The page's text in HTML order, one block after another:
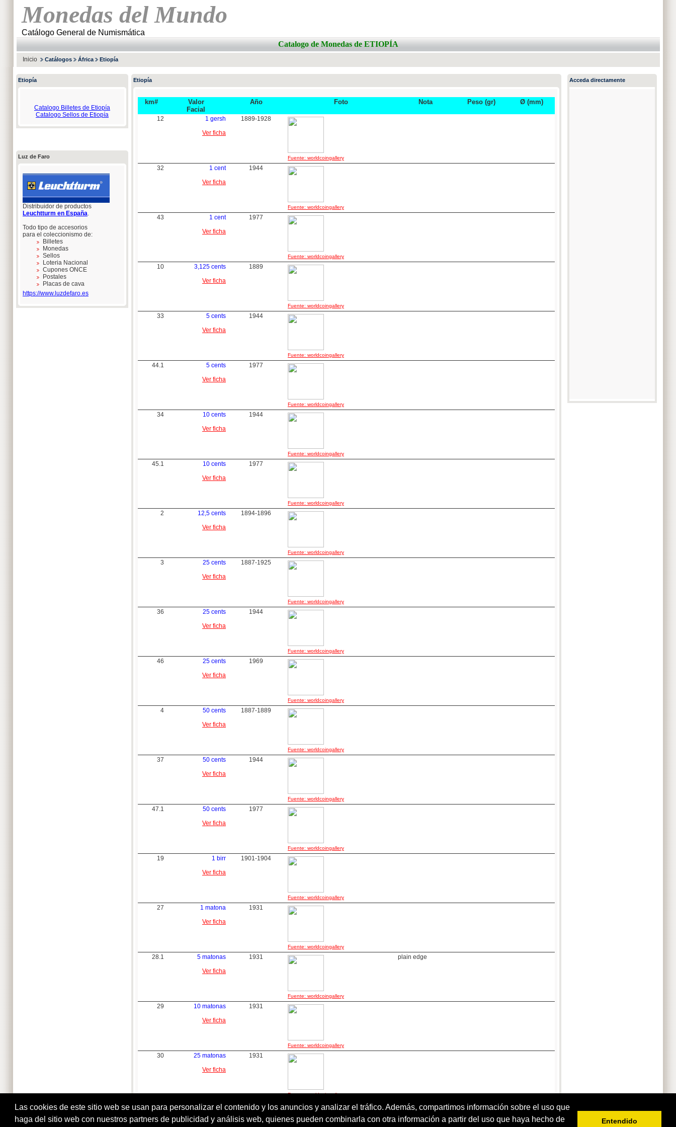
Las cookies de este sitio web se usan para personalizar el contenido y los anuncios y analizar el tráfico. Además, compartimos información sobre el uso que
haga del sitio web con nuestros partners de publicidad y análisis web, quienes pueden combinarla con otra información a partir del uso que haya hecho de
Entendido
Monedas del Mundo
Catálogo General de Numismática
Catalogo de Monedas de ETIOPÍA
Inicio Catálogos África Etiopía
Etiopía
Catalogo Billetes de Etiopía
Catalogo Sellos de Etiopía
Luz de Faro
Distribuidor de productos
Leuchtturm en España.
Todo tipo de accesorios
para el coleccionismo de:
Billetes
Monedas
Sellos
Loteria Nacional
Cupones ONCE
Postales
Placas de cava
https://www.luzdefaro.es
Etiopía
km#
Valor
Facial
Año Foto Nota Peso (gr) Ø (mm)
12
1 gersh
Ver ficha
1889-1928
Fuente: worldcoingallery
32
1 cent
Ver ficha
1944
Fuente: worldcoingallery
43
1 cent
Ver ficha
1977
Fuente: worldcoingallery
10
3,125 cents
Ver ficha
1889
Fuente: worldcoingallery
33
5 cents
Ver ficha
1944
Fuente: worldcoingallery
44.1
5 cents
Ver ficha
1977
Fuente: worldcoingallery
34
10 cents
Ver ficha
1944
Fuente: worldcoingallery
45.1
10 cents
Ver ficha
1977
Fuente: worldcoingallery
2
12,5 cents
Ver ficha
1894-1896
Fuente: worldcoingallery
3
25 cents
Ver ficha
1887-1925
Fuente: worldcoingallery
36
25 cents
Ver ficha
1944
Fuente: worldcoingallery
46
25 cents
Ver ficha
1969
Fuente: worldcoingallery
4
50 cents
Ver ficha
1887-1889
Fuente: worldcoingallery
37
50 cents
Ver ficha
1944
Fuente: worldcoingallery
47.1
50 cents
Ver ficha
1977
Fuente: worldcoingallery
19
1 birr
Ver ficha
1901-1904
Fuente: worldcoingallery
27
1 matona
Ver ficha
1931
Fuente: worldcoingallery
28.1
5 matonas
Ver ficha
1931
Fuente: worldcoingallery
plain edge
29
10 matonas
Ver ficha
1931
Fuente: worldcoingallery
30
25 matonas
Ver ficha
1931
Fuente: worldcoingallery
Acceda directamente
Monedas del Mundo|Billetes del Mundo|Sellos del Mundo